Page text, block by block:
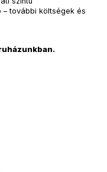
további költségek és